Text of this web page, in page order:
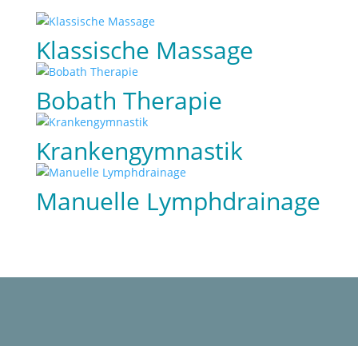
Klassische Massage
Bobath Therapie
Krankengymnastik
Manuelle Lymphdrainage